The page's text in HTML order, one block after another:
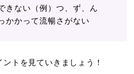
きない（例）つ、ず、ん
かかって流暢さがない
トを見ていきましょう！